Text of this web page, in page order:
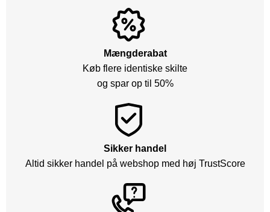
Mængderabat
Køb flere identiske skilte
og spar op til 50%
Sikker handel
Altid sikker handel på webshop med høj TrustScore